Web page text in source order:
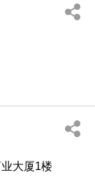
大厦1楼